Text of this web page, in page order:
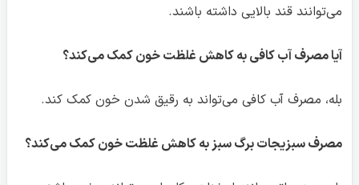
دیدگاهتان را بنویسید